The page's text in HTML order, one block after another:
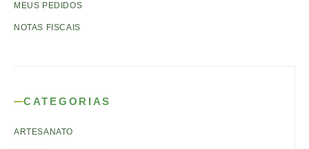
MEUS PEDIDOS
NOTAS FISCAIS
CATEGORIAS
ARTESANATO